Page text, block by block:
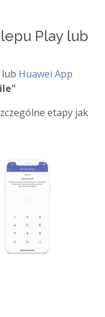
Play lub
lub Huawei App
etapy jak